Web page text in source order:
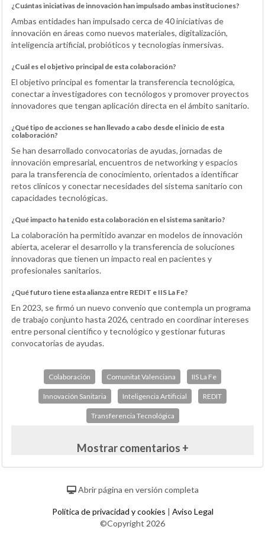
¿Cuántas iniciativas de innovación han impulsado ambas instituciones?
Ambas entidades han impulsado cerca de 40 iniciativas de
innovación en áreas como nuevos materiales, digitalización,
inteligencia artificial, probióticos y tecnologías inmersivas.
¿Cuál es el objetivo principal de esta colaboración?
El objetivo principal es fomentar la transferencia tecnológica,
conectar a investigadores con tecnólogos y promover proyectos
innovadores que tengan aplicación directa en el ámbito sanitario.
¿Qué tipo de acciones se han llevado a cabo desde el inicio de esta
colaboración?
Se han desarrollado convocatorias de ayudas, jornadas de
innovación empresarial, encuentros de networking y espacios
para la transferencia de conocimiento, orientados a identificar
retos clínicos y conectar necesidades del sistema sanitario con
capacidades tecnológicas.
¿Qué impacto ha tenido esta colaboración en el sistema sanitario?
La colaboración ha permitido avanzar en modelos de innovación
abierta, acelerar el desarrollo y la transferencia de soluciones
innovadoras que tienen un impacto real en pacientes y
profesionales sanitarios.
¿Qué futuro tiene esta alianza entre REDIT e IIS La Fe?
En 2023, se firmó un nuevo convenio que contempla un programa
de trabajo conjunto hasta 2026, centrado en coordinar intereses
entre personal científico y tecnológico y gestionar futuras
convocatorias de ayudas.
Colaboración Comunitat Valenciana IIS La Fe
Innovación Sanitaria Inteligencia Artificial REDIT
Transferencia Tecnológica
Mostrar comentarios +
Abrir página en versión completa
Política de privacidad y cookies | Aviso Legal
©Copyright 2026